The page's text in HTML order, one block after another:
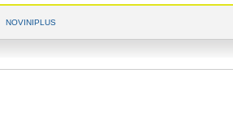
NOVINIPLUS